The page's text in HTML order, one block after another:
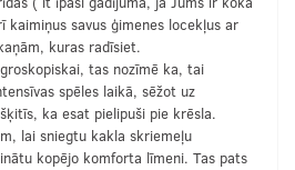
savus ģimenes locekļus ar
kuras radīsiet.
tas nozīmē ka, tai
spēles laikā, sēžot uz
ka esat pielipuši pie krēsla.
lai sniegtu kakla skriemeļu
kopējo komforta līmeni. Tas pats